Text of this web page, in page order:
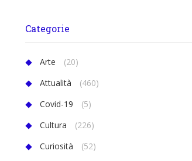
Categorie
Arte
(20)
Attualità
(460)
Covid-19
(5)
Cultura
(226)
Curiosità
(52)